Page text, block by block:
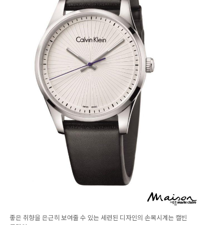
좋은 취향을 은근히 보여줄 수 있는 세련된 디자인의 손목시계는 캘빈